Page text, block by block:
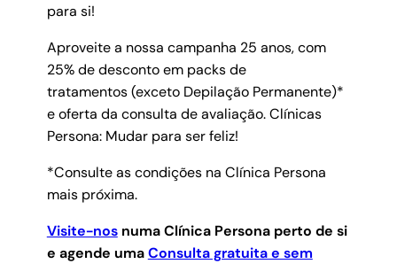
para si!
Aproveite a nossa campanha 25 anos, com
25% de desconto em packs de
tratamentos (exceto Depilação Permanente)*
e oferta da consulta de avaliação. Clínicas
Persona: Mudar para ser feliz!
*Consulte as condições na Clínica Persona
mais próxima.
Visite-nosnuma Clínica Persona perto de si
e agende umaConsulta gratuita e sem